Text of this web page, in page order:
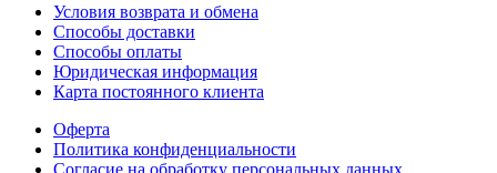
Условия возврата и обмена
Способы доставки
Способы оплаты
Юридическая информация
Карта постоянного клиента
Оферта
Политика конфиденциальности
Согласие на обработку персональных данных